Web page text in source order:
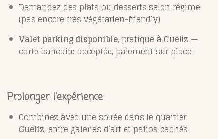
Demandez des plats ou desserts selon régime
(pas encore très végétarien-friendly)
Valet parking disponible, pratique à Gueliz —
carte bancaire acceptée, paiement sur place
Prolonger l'expérience
Combinez avec une soirée dans le quartier
Gueliz, entre galeries d’art et patios cachés